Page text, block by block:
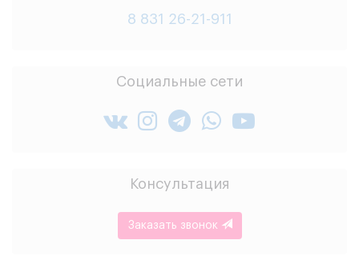
8 831 26-21-911
Социальные сети
Консультация
Заказать звонок